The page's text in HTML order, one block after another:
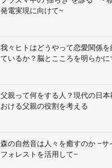
発電実現に向けて~
我々ヒトはどうやって恋愛関係を
ているか？脳とこころを明らかに
父親って何をする人？現代の日本
おける父親の役割を考える
森の自然音は人々を癒すのか −サ
フォレストを活用して−